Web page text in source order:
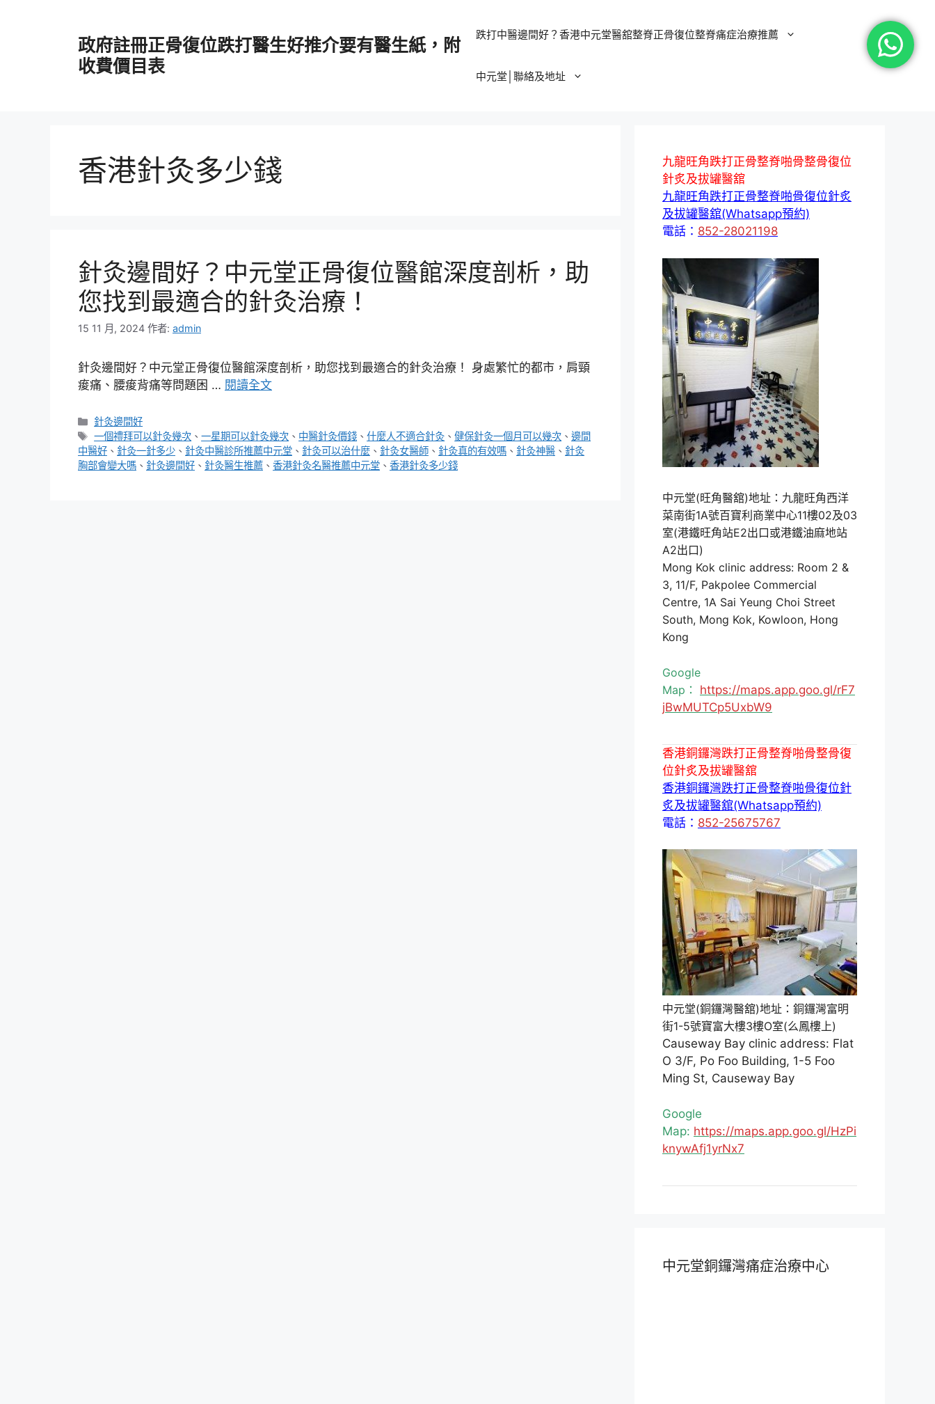
政府註冊正骨復位跌打醫生好推介要有醫生紙，附
收費價目表
跌打中醫邊間好？香港中元堂醫舘整脊正骨復位整脊痛症治療推薦
中元堂│聯絡及地址
香港針灸多少錢
針灸邊間好？中元堂正骨復位醫館深度剖析，助
您找到最適合的針灸治療！
15 11 月, 2024 作者: admin
針灸邊間好？中元堂正骨復位醫館深度剖析，助您找到最適合的針灸治療！ 身處繁忙的都市，肩頸
痠痛、腰痠背痛等問題困 … 閱讀全文
分
類
針灸邊間好
標
籤
一個禮拜可以針灸幾次 、一星期可以針灸幾次 、 中醫針灸價錢 、什麼人不適合針灸 、健保針灸一個月可以幾次 、邊間
中醫好 、 針灸一針多少 、 針灸中醫診所推薦中元堂 、 針灸可以治什麼 、 針灸女醫師 、 針灸真的有效嗎 、 針灸神醫 、 針灸
胸部會變大嗎 、 針灸邊間好 、 針灸醫生推薦 、 香港針灸名醫推薦中元堂 、 香港針灸多少錢
九龍旺角跌打正骨整脊啪骨整骨復位
針炙及拔罐醫舘
九龍旺角跌打正骨整脊啪骨復位針炙
及拔罐醫舘(Whatsapp預約)
電話： 852-28021198
中元堂(旺角醫舘)地址：九龍旺角西洋
菜南街1A號百寶利商業中心11樓02及03
室(港鐵旺角站E2出口或港鐵油麻地站
A2出口)
Mong Kok clinic address: Room 2 &
3, 11/F, Pakpolee Commercial
Centre, 1A Sai Yeung Choi Street
South, Mong Kok, Kowloon, Hong
Kong
Google
Map： https://maps.app.goo.gl/rF7
jBwMUTCp5UxbW9
香港銅鑼灣跌打正骨整脊啪骨整骨復
位針炙及拔罐醫舘
香港銅鑼灣跌打正骨整脊啪骨復位針
炙及拔罐醫舘(Whatsapp預約)
電話： 852-25675767
中元堂(銅鑼灣醫舘)地址：銅鑼灣富明
街1-5號寶富大樓3樓O室(么鳳樓上)
Causeway Bay clinic address: Flat
O 3/F, Po Foo Building, 1-5 Foo
Ming St, Causeway Bay
Google
Map: https://maps.app.goo.gl/HzPi
knywAfj1yrNx7
中元堂銅鑼灣痛症治療中心